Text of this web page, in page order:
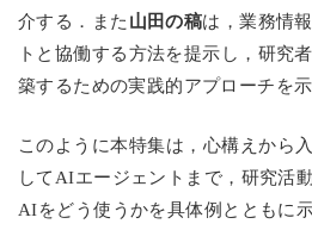
介する．また 山田の稿は，業務情
トと協働する方法を提示し，研究
築するための実践的アプローチを示
このように本特集は，心構えから
してAIエージェントまで，研究活
AIをどう使うかを具体例とともに